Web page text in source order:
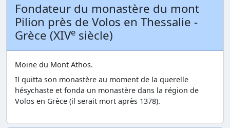
Fondateur du monastère du mont
Pilion près de Volos en Thessalie -
Grèce (XIVe siècle)
Moine du Mont Athos.
Il quitta son monastère au moment de la querelle
hésychaste et fonda un monastère dans la région de
Volos en Grèce (il serait mort après 1378).